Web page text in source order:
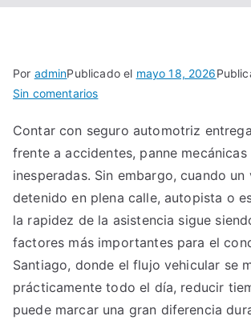
Por adminPublicado el mayo 18, 2026
Sin comentariosen
para
Vehículos
con
Seguro
Contar con seguro automotriz
frente a accidentes, panne
inesperadas. Sin embargo, cuando un
detenido en plena calle, autopista o
la rapidez de la asistencia sigue
factores más importantes para el
Santiago, donde el flujo vehicular se
prácticamente todo el día, reducir
puede marcar una gran diferencia